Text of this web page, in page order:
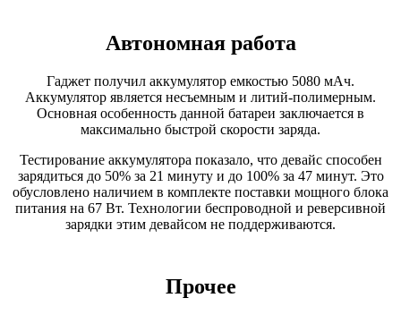
Автономная работа
Гаджет получил аккумулятор емкостью 5080 мАч.
Аккумулятор является несъемным и литий-полимерным.
Основная особенность данной батареи заключается в
максимально быстрой скорости заряда.
Тестирование аккумулятора показало, что девайс способен
зарядиться до 50% за 21 минуту и до 100% за 47 минут. Это
обусловлено наличием в комплекте поставки мощного блока
питания на 67 Вт. Технологии беспроводной и реверсивной
зарядки этим девайсом не поддерживаются.
Прочее